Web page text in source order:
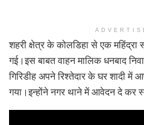
शहरी क्षेत्र के कोलडिहा से एक महिंद्रा
गई।इस बाबत वाहन मालिक धनबाद
गिरिडीह अपने रिश्तेदार के घर शादी में
गया।इन्होंने नगर थाने में आवेदन दे कर